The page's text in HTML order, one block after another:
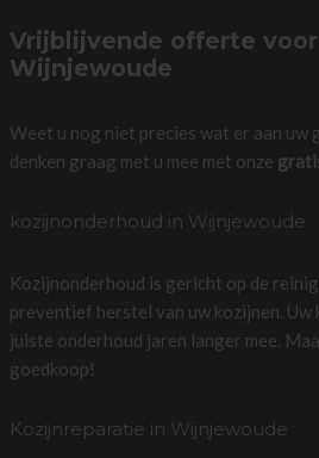
Vrijblijvende offerte
Wijnjewoude
Weet u nog niet precies wat er aan uw
denken graag met u mee met onze
kozijnonderhoud in Wijnjewoude
Kozijnonderhoud is gericht op de
preventief herstel van uw kozijnen. Uw
juiste onderhoud jaren langer mee.
goedkoop!
Kozijnreparatie in Wijnjewoude